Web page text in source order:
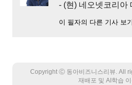
- (현) 네오넷코리아
이 필자의 다른 기사 보기
Copyright Ⓒ 동아비즈니스리뷰. All
재배포 및 AI학습 이